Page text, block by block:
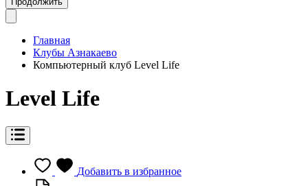
Главная
Клубы Азнакаево
Компьютерный клуб Level Life
Level Life
Добавить в избранное